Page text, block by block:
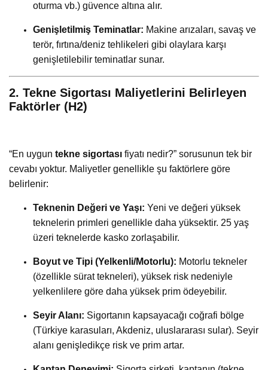
oturma vb.) güvence altına alır.
Genişletilmiş Teminatlar: Makine arızaları, savaş ve
terör, fırtına/deniz tehlikeleri gibi olaylara karşı
genişletilebilir teminatlar sunar.
2. Tekne Sigortası Maliyetlerini Belirleyen
Faktörler (H2)
“En uygun tekne sigortası fiyatı nedir?” sorusunun tek bir
cevabı yoktur. Maliyetler genellikle şu faktörlere göre
belirlenir:
Teknenin Değeri ve Yaşı: Yeni ve değeri yüksek
teknelerin primleri genellikle daha yüksektir. 25 yaş
üzeri teknelerde kasko zorlaşabilir.
Boyut ve Tipi (Yelkenli/Motorlu): Motorlu tekneler
(özellikle sürat tekneleri), yüksek risk nedeniyle
yelkenlilere göre daha yüksek prim ödeyebilir.
Seyir Alanı: Sigortanın kapsayacağı coğrafi bölge
(Türkiye karasuları, Akdeniz, uluslararası sular). Seyir
alanı genişledikçe risk ve prim artar.